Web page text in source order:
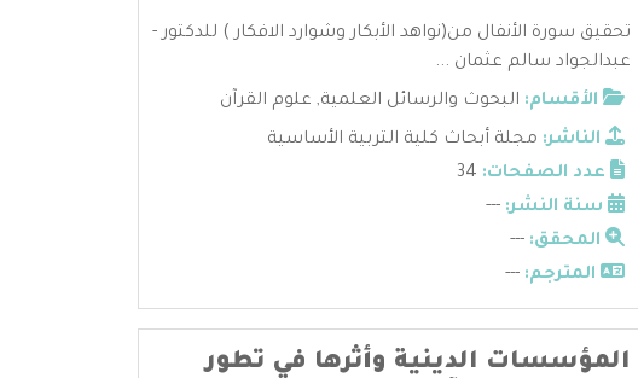
تحقيق سورة الأنفال من(نواهد الأبكار وشوارد الافكار ) للدكتور -
عبدالجواد سالم عثمان ...
الأقسام: البحوث والرسائل العلمية, علوم القرآن
الناشر: مجلة أبحاث كلية التربية الأساسية
عدد الصفحات:
سنة النشر: ---
المحقق: ---
المترجم: ---
المؤسسات الدينية وأثرها في تطور